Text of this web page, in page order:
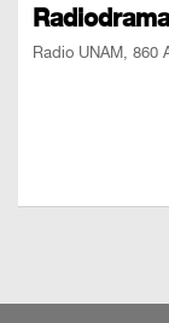
Radio UNAM, 860